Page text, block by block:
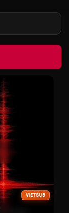
VIETSUB